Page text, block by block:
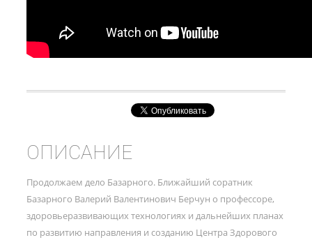
ОПИСАНИЕ
Продолжаем дело Базарного. Ближайший соратник
Базарного Валерий Валентинович Берчун о профессоре,
здоровьеразвивающих технологиях и дальнейших планах
по развитию направления и созданию Центра Здорового